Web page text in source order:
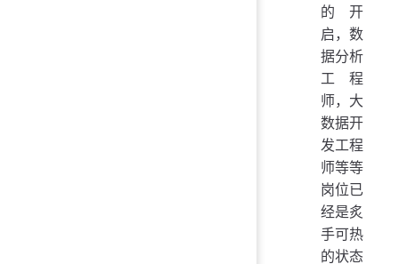
的开
启，数
据分析
工程
师，大
数据开
发工程
师等等
岗位已
经是炙
手可热
的状态